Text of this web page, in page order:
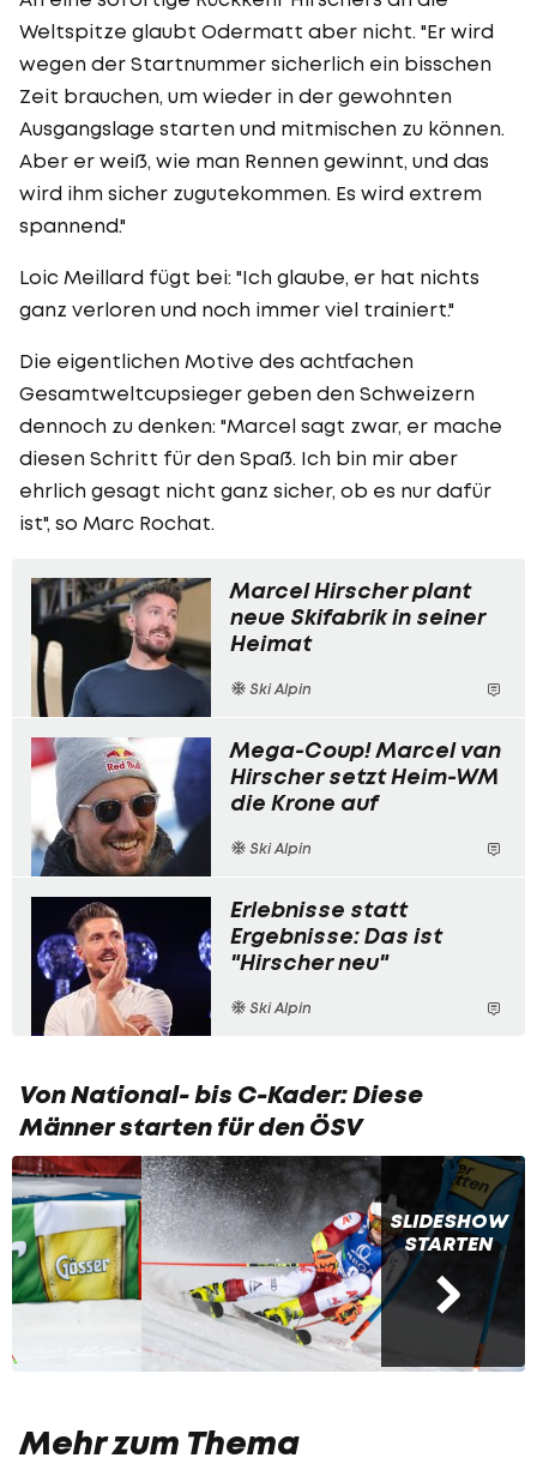
Weltspitze glaubt Odermatt aber nicht. "Er wird
wegen der Startnummer sicherlich ein bisschen
Zeit brauchen, um wieder in der gewohnten
Ausgangslage starten und mitmischen zu können.
Aber er weiß, wie man Rennen gewinnt, und das
wird ihm sicher zugutekommen. Es wird extrem
spannend."
Loic Meillard fügt bei: "Ich glaube, er hat nichts
ganz verloren und noch immer viel trainiert."
Die eigentlichen Motive des achtfachen
Gesamtweltcupsieger geben den Schweizern
dennoch zu denken: "Marcel sagt zwar, er mache
diesen Schritt für den Spaß. Ich bin mir aber
ehrlich gesagt nicht ganz sicher, ob es nur dafür
ist", so Marc Rochat.
Marcel Hirscher plant
neue Skifabrik in seiner
Heimat
Ski Alpin
Mega-Coup! Marcel van
Hirscher setzt Heim-WM
die Krone auf
Ski Alpin
Erlebnisse statt
Ergebnisse: Das ist
"Hirscher neu"
Ski Alpin
Von National- bis C-Kader: Diese
Männer starten für den ÖSV
SLIDESHOW
STARTEN
Mehr zum Thema